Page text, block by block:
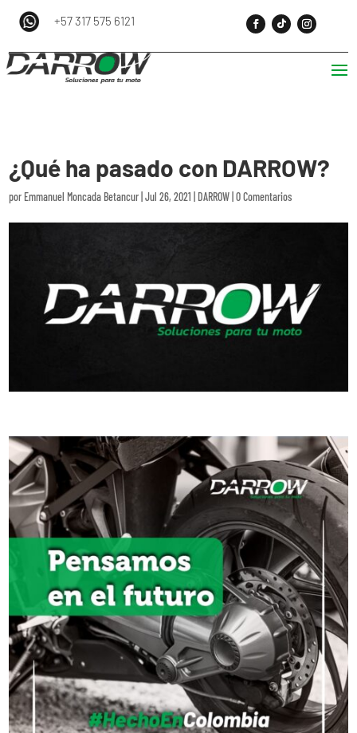
+57 317 575 6121
¿Qué ha pasado con DARROW?
por Emmanuel Moncada Betancur |Jul 26, 2021 DARROW |0 Comentarios